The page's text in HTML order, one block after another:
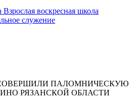
Взрослая воскресная школа
служение
ПАЛОМНИЧЕСКУЮ
РЯЗАНСКОЙ ОБЛАСТИ